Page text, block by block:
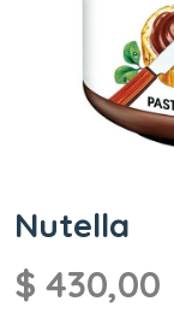
Nutella
$ 430,00